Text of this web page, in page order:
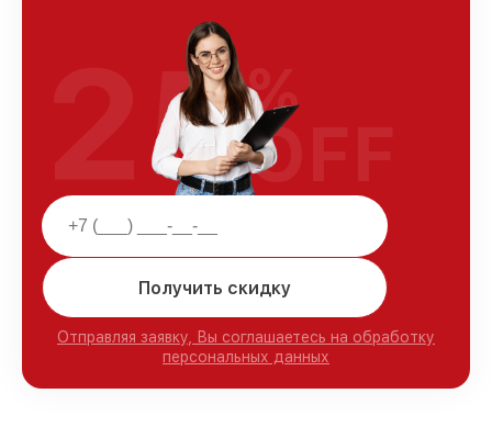
Получить скидку
Отправляя заявку, Вы соглашаетесь на обработку
персональных данных
25%
OFF